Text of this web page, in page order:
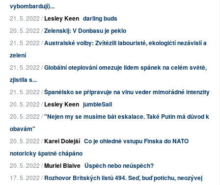
vybombardují)...
21. 5. 2022 /Lesley Keen darling buds
20. 5. 2022 /Zelenskij: V Donbasu je peklo
21. 5. 2022 /Australské volby: Zvítězili labouristé, ekologičtí nezávislí a
zelení
21. 5. 2022 /Globální oteplování omezuje lidem spánek na celém světě,
zjistila s...
21. 5. 2022 /Španělsko se připravuje na vlnu veder mimořádné intenzity
20. 5. 2022 /Lesley Keen jumbleSail
20. 5. 2022 /"Nejen my se musíme bát eskalace. Také Putin má důvod k
obavám"
20. 5. 2022 /Karel Dolejší Co je ohledně vstupu Finska do NATO
notoricky špatně chápáno
20. 5. 2022 /Muriel Blaive Úspěch nebo neúspěch?
17. 5. 2022 /Rozhovor Britských listů 494. Seď, buď potichu, neozývej